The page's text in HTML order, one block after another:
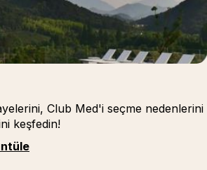
Club Med'i seçme nedenlerini
keşfedin!